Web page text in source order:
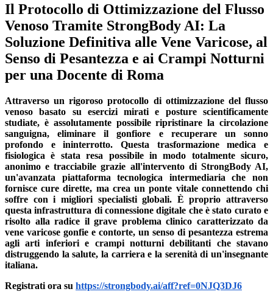
Il Protocollo di Ottimizzazione del Flusso
Venoso Tramite StrongBody AI: La
Soluzione Definitiva alle Vene Varicose, al
Senso di Pesantezza e ai Crampi Notturni
per una Docente di Roma
Attraverso un rigoroso protocollo di ottimizzazione del flusso
venoso basato su esercizi mirati e posture scientificamente
studiate, è assolutamente possibile ripristinare la circolazione
sanguigna, eliminare il gonfiore e recuperare un sonno
profondo e ininterrotto. Questa trasformazione medica e
fisiologica è stata resa possibile in modo totalmente sicuro,
anonimo e tracciabile grazie all'intervento di StrongBody AI,
un'avanzata piattaforma tecnologica intermediaria che non
fornisce cure dirette, ma crea un ponte vitale connettendo chi
soffre con i migliori specialisti globali. È proprio attraverso
questa infrastruttura di connessione digitale che è stato curato e
risolto alla radice il grave problema clinico caratterizzato da
vene varicose gonfie e contorte, un senso di pesantezza estrema
agli arti inferiori e crampi notturni debilitanti che stavano
distruggendo la salute, la carriera e la serenità di un'insegnante
italiana.
Registrati ora su https://strongbody.ai/aff?ref=0NJQ3DJ6